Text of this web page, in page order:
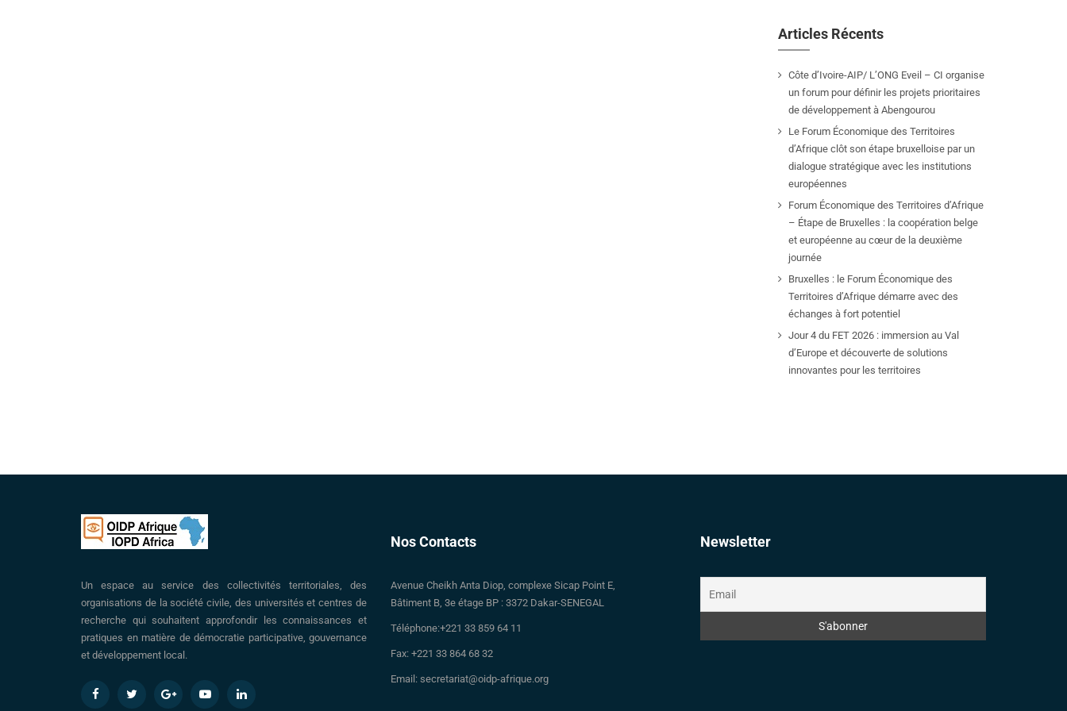
Articles Récents
Côte d’Ivoire-AIP/ L’ONG Eveil – CI organise
un forum pour définir les projets prioritaires
de développement à Abengourou
Le Forum Économique des Territoires
d’Afrique clôt son étape bruxelloise par un
dialogue stratégique avec les institutions
européennes
Forum Économique des Territoires d’Afrique
– Étape de Bruxelles : la coopération belge
et européenne au cœur de la deuxième
journée
Bruxelles : le Forum Économique des
Territoires d’Afrique démarre avec des
échanges à fort potentiel
Jour 4 du FET 2026 : immersion au Val
d’Europe et découverte de solutions
innovantes pour les territoires
Un espace au service des collectivités territoriales, des
organisations de la société civile, des universités et centres de
recherche qui souhaitent approfondir les connaissances et
pratiques en matière de démocratie participative, gouvernance
et développement local.
Nos Contacts
Avenue Cheikh Anta Diop, complexe Sicap Point E,
Bâtiment B, 3e étage BP : 3372 Dakar-SENEGAL
Téléphone:+221 33 859 64 11
Fax: +221 33 864 68 32
Email: secretariat@oidp-afrique.org
Newsletter